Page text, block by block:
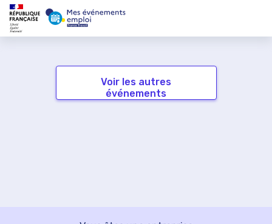
Voir les autres
événements